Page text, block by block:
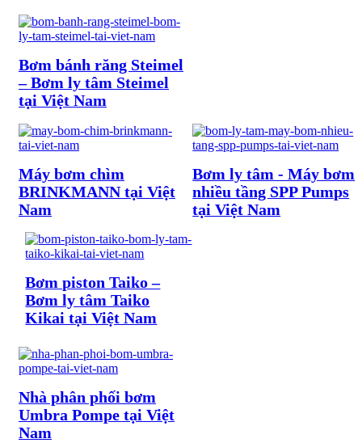
Bơm bánh răng Steimel
– Bơm ly tâm Steimel
tại Việt Nam
Bơm ly tâm - Máy bơm
nhiều tầng SPP Pumps
tại Việt Nam
Máy bơm chìm
BRINKMANN tại Việt
Nam
Bơm piston Taiko –
Bơm ly tâm Taiko
Kikai tại Việt Nam
Nhà phân phối bơm
Umbra Pompe tại Việt
Nam